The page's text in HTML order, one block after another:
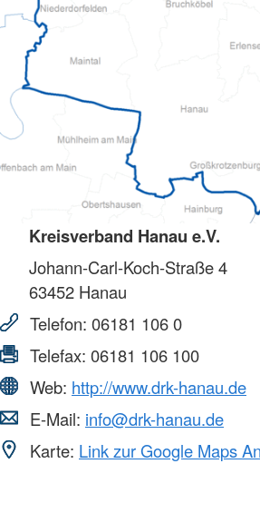
Kreisverband Hanau e.V.
Johann-Carl-Koch-Straße 4
63452 Hanau
Telefon: 06181 106 0
Telefax: 06181 106 100
Web: http://www.drk-hanau.de
E-Mail: info@drk-hanau.de
Karte: Link zur Google Maps